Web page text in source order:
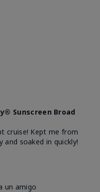
Sunscreen Broad
cruise! Kept me from
and soaked in quickly!
un amigo